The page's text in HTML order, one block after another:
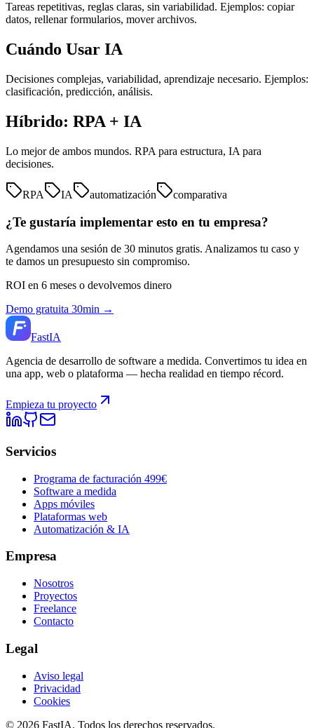
Tareas repetitivas, reglas claras, sin variabilidad. Ejemplos: copiar
datos, rellenar formularios, mover archivos.
Cuándo Usar IA
Decisiones complejas, variabilidad, aprendizaje necesario. Ejemplos:
clasificación, predicción, análisis.
Híbrido: RPA + IA
Lo mejor de ambos mundos. RPA para estructura, IA para
decisiones.
RPA IA automatización comparativa
¿Te gustaría implementar esto en tu empresa?
Agendamos una sesión de 30 minutos gratis. Analizamos tu caso y
te damos un presupuesto sin compromiso.
ROI en 6 meses o devolvemos dinero
Demo gratuita 30min →
FastIA
Agencia de desarrollo de software a medida. Convertimos tu idea en
una app, web o plataforma — hecha realidad en tiempo récord.
Empieza tu proyecto
Servicios
Programa de facturación 499€
Software a medida
Apps móviles
Plataformas web
Automatización & IA
Empresa
Nosotros
Proyectos
Freelance
Contacto
Legal
Aviso legal
Privacidad
Cookies
© 2026 FastIA. Todos los derechos reservados.